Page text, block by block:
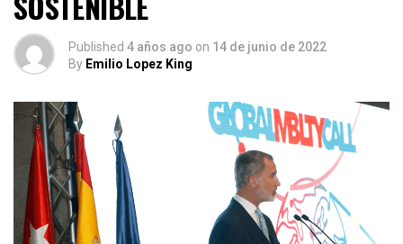
Published 4 años ago on 14 de junio de 2022
By Emilio Lopez King